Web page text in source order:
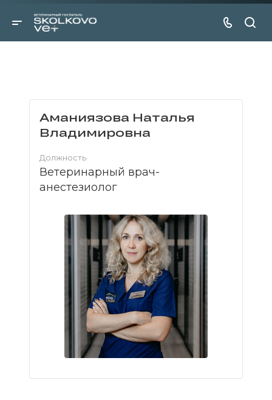
Аманиязова Наталья
Владимировна
Должность
Ветеринарный врач-
анестезиолог